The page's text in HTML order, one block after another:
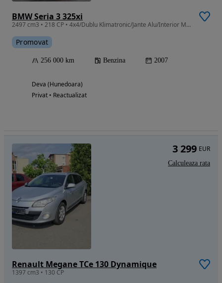
BMW Seria 3 325xi
2497 cm3 • 218 CP • 4x4/Dublu Klimatronic/Jante Alu/Interior M/6+1 Viteze/Pilot
Promovat
256 000 km Benzina 2007
Deva (Hunedoara)
Privat • Reactualizat
Renault Megane TCe 130 Dynamique
1397 cm3 • 130 CP
3 299 EUR
Calculeaza rata